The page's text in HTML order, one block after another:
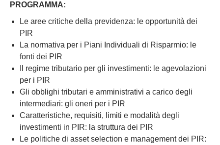
PROGRAMMA:
Le aree critiche della previdenza: le opportunità dei
PIR
La normativa per i Piani Individuali di Risparmio: le
fonti dei PIR
Il regime tributario per gli investimenti: le agevolazioni
per i PIR
Gli obblighi tributari e amministrativi a carico degli
intermediari: gli oneri per i PIR
Caratteristiche, requisiti, limiti e modalità degli
investimenti in PIR: la struttura dei PIR
Le politiche di asset selection e management dei PIR: